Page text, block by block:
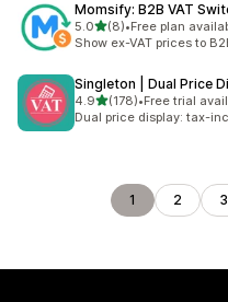
Momsify: B2B VAT
5.0별 5개 중
(8)
총 리뷰 8개
•Free plan
Show ex-VAT prices to
Singleton | Dual Price
4.9별 5개 중
(178)
총 리뷰 178개
•Free trial
Dual price display: tax-
1 2 3